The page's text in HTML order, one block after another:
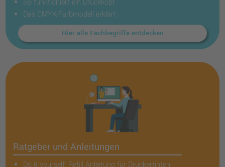
So funktioniert ein Druckkopf
Das CMYK-Farbmodell erklärt
Hier alle Fachbegriffe entdecken
Ratgeber und Anleitungen
Do it yourself: Refill Anleitung für Druckertinten